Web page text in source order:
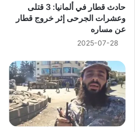
حادث قطار في ألمانيا: 3 قتلى
وعشرات الجرحى إثر خروج قطار
عن مساره
2025-07-28